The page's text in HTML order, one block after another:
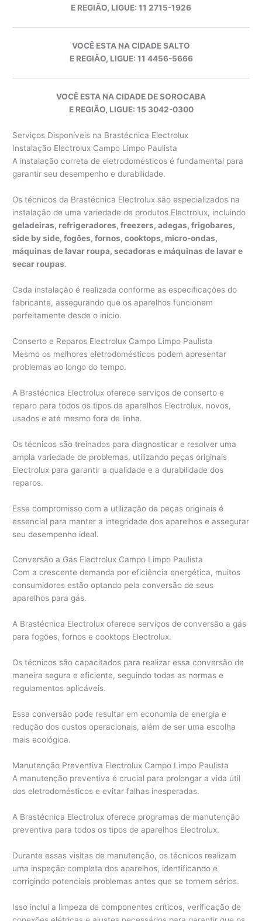
E REGIÃO, LIGUE: 11 2715-1926
VOCÊ ESTA NA CIDADE SALTO
E REGIÃO, LIGUE: 11 4456-5666
VOCÊ ESTA NA CIDADE DE SOROCABA
E REGIÃO, LIGUE: 15 3042-0300
Serviços Disponíveis na Brastécnica Electrolux
Instalação Electrolux Campo Limpo Paulista
A instalação correta de eletrodomésticos é fundamental para
garantir seu desempenho e durabilidade.
Os técnicos da Brastécnica Electrolux são especializados na
instalação de uma variedade de produtos Electrolux, incluindo
geladeiras, refrigeradores, freezers, adegas, frigobares,
side by side, fogões, fornos, cooktops, micro-ondas,
máquinas de lavar roupa, secadoras e máquinas de lavar e
secar roupas.
Cada instalação é realizada conforme as especificações do
fabricante, assegurando que os aparelhos funcionem
perfeitamente desde o início.
Conserto e Reparos Electrolux Campo Limpo Paulista
Mesmo os melhores eletrodomésticos podem apresentar
problemas ao longo do tempo.
A Brastécnica Electrolux oferece serviços de conserto e
reparo para todos os tipos de aparelhos Electrolux, novos,
usados e até mesmo fora de linha.
Os técnicos são treinados para diagnosticar e resolver uma
ampla variedade de problemas, utilizando peças originais
Electrolux para garantir a qualidade e a durabilidade dos
reparos.
Esse compromisso com a utilização de peças originais é
essencial para manter a integridade dos aparelhos e assegurar
seu desempenho ideal.
Conversão a Gás Electrolux Campo Limpo Paulista
Com a crescente demanda por eficiência energética, muitos
consumidores estão optando pela conversão de seus
aparelhos para gás.
A Brastécnica Electrolux oferece serviços de conversão a gás
para fogões, fornos e cooktops Electrolux.
Os técnicos são capacitados para realizar essa conversão de
maneira segura e eficiente, seguindo todas as normas e
regulamentos aplicáveis.
Essa conversão pode resultar em economia de energia e
redução dos custos operacionais, além de ser uma escolha
mais ecológica.
Manutenção Preventiva Electrolux Campo Limpo Paulista
A manutenção preventiva é crucial para prolongar a vida útil
dos eletrodomésticos e evitar falhas inesperadas.
A Brastécnica Electrolux oferece programas de manutenção
preventiva para todos os tipos de aparelhos Electrolux.
Durante essas visitas de manutenção, os técnicos realizam
uma inspeção completa dos aparelhos, identificando e
corrigindo potenciais problemas antes que se tornem sérios.
Isso inclui a limpeza de componentes críticos, verificação de